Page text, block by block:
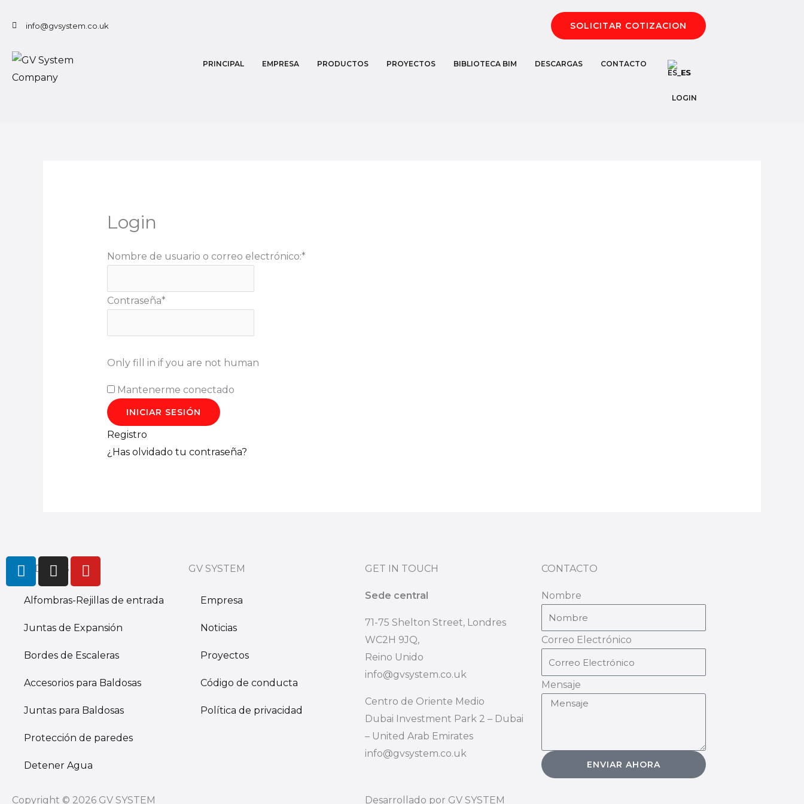
info@gvsystem.co.uk SOLICITAR COTIZACION
PRINCIPAL EMPRESA PRODUCTOS PROYECTOS BIBLIOTECA BIM DESCARGAS
CONTACTO
ES
LOGIN
Login
Nombre de usuario o correo electrónico:*
Contraseña*
Only fill in if you are not human
Mantenerme conectado
Registro
¿Has olvidado tu contraseña?
PRODUCTS
Alfombras-Rejillas de entrada
Juntas de Expansión
Bordes de Escaleras
Accesorios para Baldosas
Juntas para Baldosas
Protección de paredes
Detener Agua
GV SYSTEM
Empresa
Noticias
Proyectos
Código de conducta
Política de privacidad
GET IN TOUCH
Sede central
71-75 Shelton Street, Londres
WC2H 9JQ,
Reino Unido
info@gvsystem.co.uk
Centro de Oriente Medio
Dubai Investment Park 2 – Dubai
– United Arab Emirates
info@gvsystem.co.uk
CONTACTO
Nombre
Correo Electrónico
Mensaje
ENVIAR AHORA
Copyright © 2026 GV SYSTEM Desarrollado por GV SYSTEM
L
i
n
k
e
I
n
s
t
a
r
m
Y
o
u
t
u
b
e